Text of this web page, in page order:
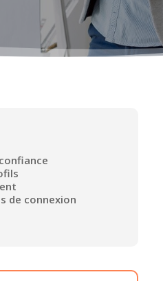
de connexion